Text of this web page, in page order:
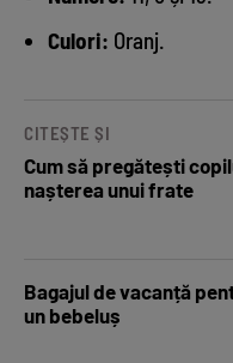
Culori: Oranj.
CITEȘTE ȘI
Cum să pregătești
nașterea unui frate
Bagajul de vacanță
un bebeluș